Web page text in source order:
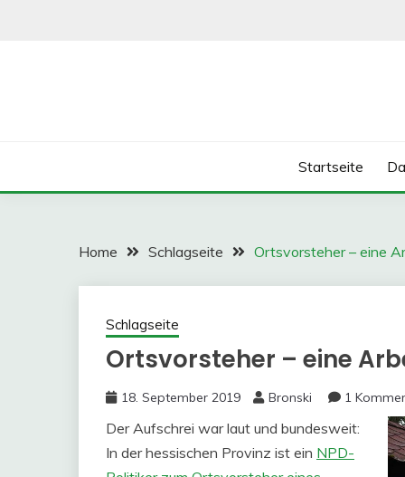
Startseite
Home Schlagseite Ortsvorsteher – eine
Schlagseite
Ortsvorsteher – eine
18. September 2019 Bronski 1
Der Aufschrei war laut und bundesweit:
In der hessischen Provinz ist ein NPD-